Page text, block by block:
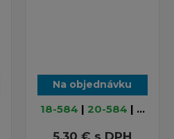
Na objednávku
18-584 | 20-584 | ...
5,30 € s DPH